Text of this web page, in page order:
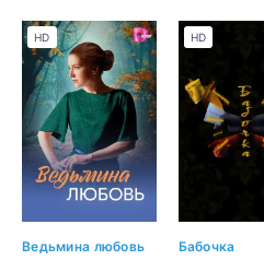
Ведьмина любовь
HD
Бабочка
HD